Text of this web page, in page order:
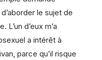
le sujet de
L’un d’eux m’a
a intérêt à
parce qu’il risque